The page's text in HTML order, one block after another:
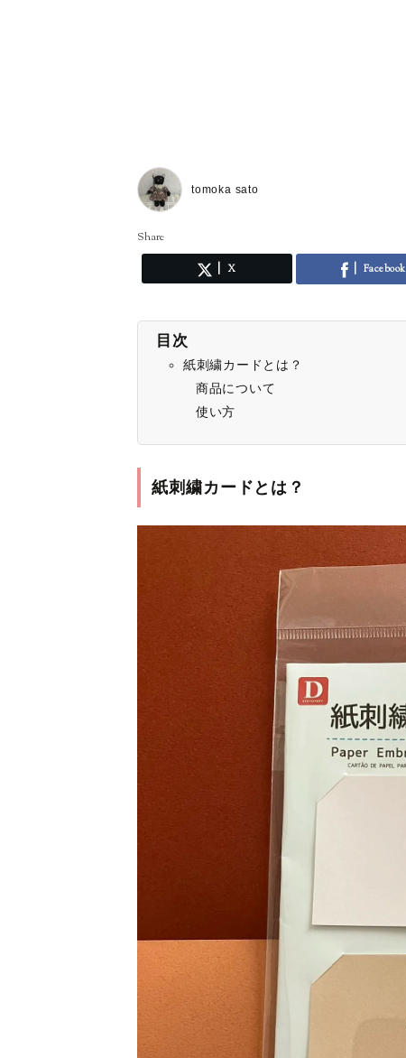
tomoka sato
Share
X Facebook
目次
紙刺繍カードとは？
商品について
使い方
紙刺繍カードとは？